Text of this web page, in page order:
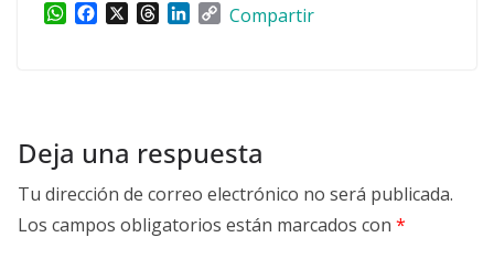
W
p
p
o
k
s
I
n
C
n
k
Compartir
Deja una respuesta
Tu dirección de correo electrónico no será publicada.
Los campos obligatorios están marcados con *